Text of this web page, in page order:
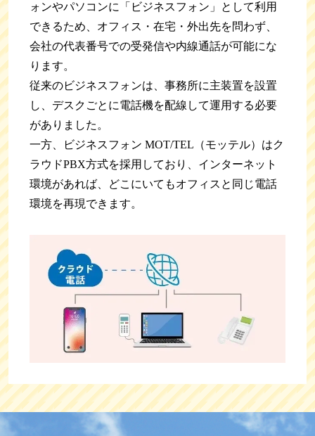
ォンやパソコンに「ビジネスフォン」として利用
できるため、オフィス・在宅・外出先を問わず、
会社の代表番号での受発信や内線通話が可能にな
ります。
従来のビジネスフォンは、事務所に主装置を設置
し、デスクごとに電話機を配線して運用する必要
がありました。
一方、ビジネスフォン MOT/TEL（モッテル）はク
ラウドPBX方式を採用しており、インターネット
環境があれば、どこにいてもオフィスと同じ電話
環境を再現できます。